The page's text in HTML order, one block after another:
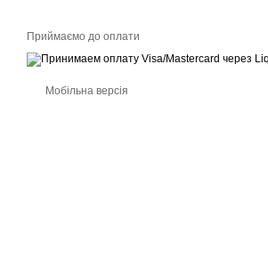
Приймаємо до оплати
Мобільна версія